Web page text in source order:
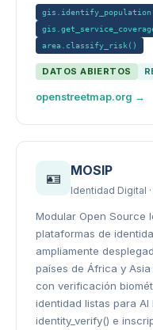
area.classify_risk()
DATOS ABIERTOS
openstreetmap.org →
🪪 MOSIP
Identidad Digital
Modular Open Source
plataformas de
ampliamente
países de África y
con verificación
identidad listas para
identity_verify() e